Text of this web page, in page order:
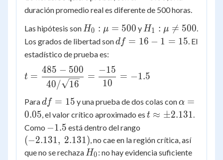
= 0.05
duración promedio real es diferente de 500 horas.
Las hipótesis son H_0:
\mu
=
H0 : μ = 500 y H_1:
\mu
H1 : μ 
= 500.
Los grados de libertad sondf
-
df = 16 − 1 = 15. El
estadístico de prueba es:
t = \dfrac{485
- 500}
= \dfrac{-15}
{10} = -1.5
t =
40/ 16
485 − 500
=
10
−15
= −1.5
Paradf
=
15
df = 15 y una prueba de dos colas con\alpha
= 0.05
α =
0.05, el valor crítico aproximado es t
\pm
2.131
t ≈ ±2.131.
Como -1.5
−1.5 está dentro del rango
2.131)
(−2.131, 2.131), no cae en la región crítica, así
que no se rechaza H_0
H0: no hay evidencia suficiente